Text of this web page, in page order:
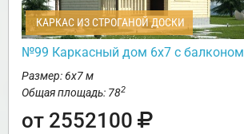
КАРКАС ИЗ СТРОГАНОЙ ДОСКИ
№99 Каркасный дом 6х7 с балконом
Размер: 6х7 м
Общая площадь: 782
от 2552100